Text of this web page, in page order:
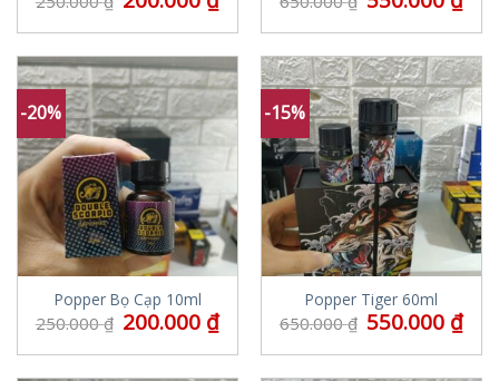
-20%
Popper Bọ Cạp 10ml
250.000₫ 200.000 ₫
-15%
Popper Tiger 60ml
650.000₫ 550.000 ₫